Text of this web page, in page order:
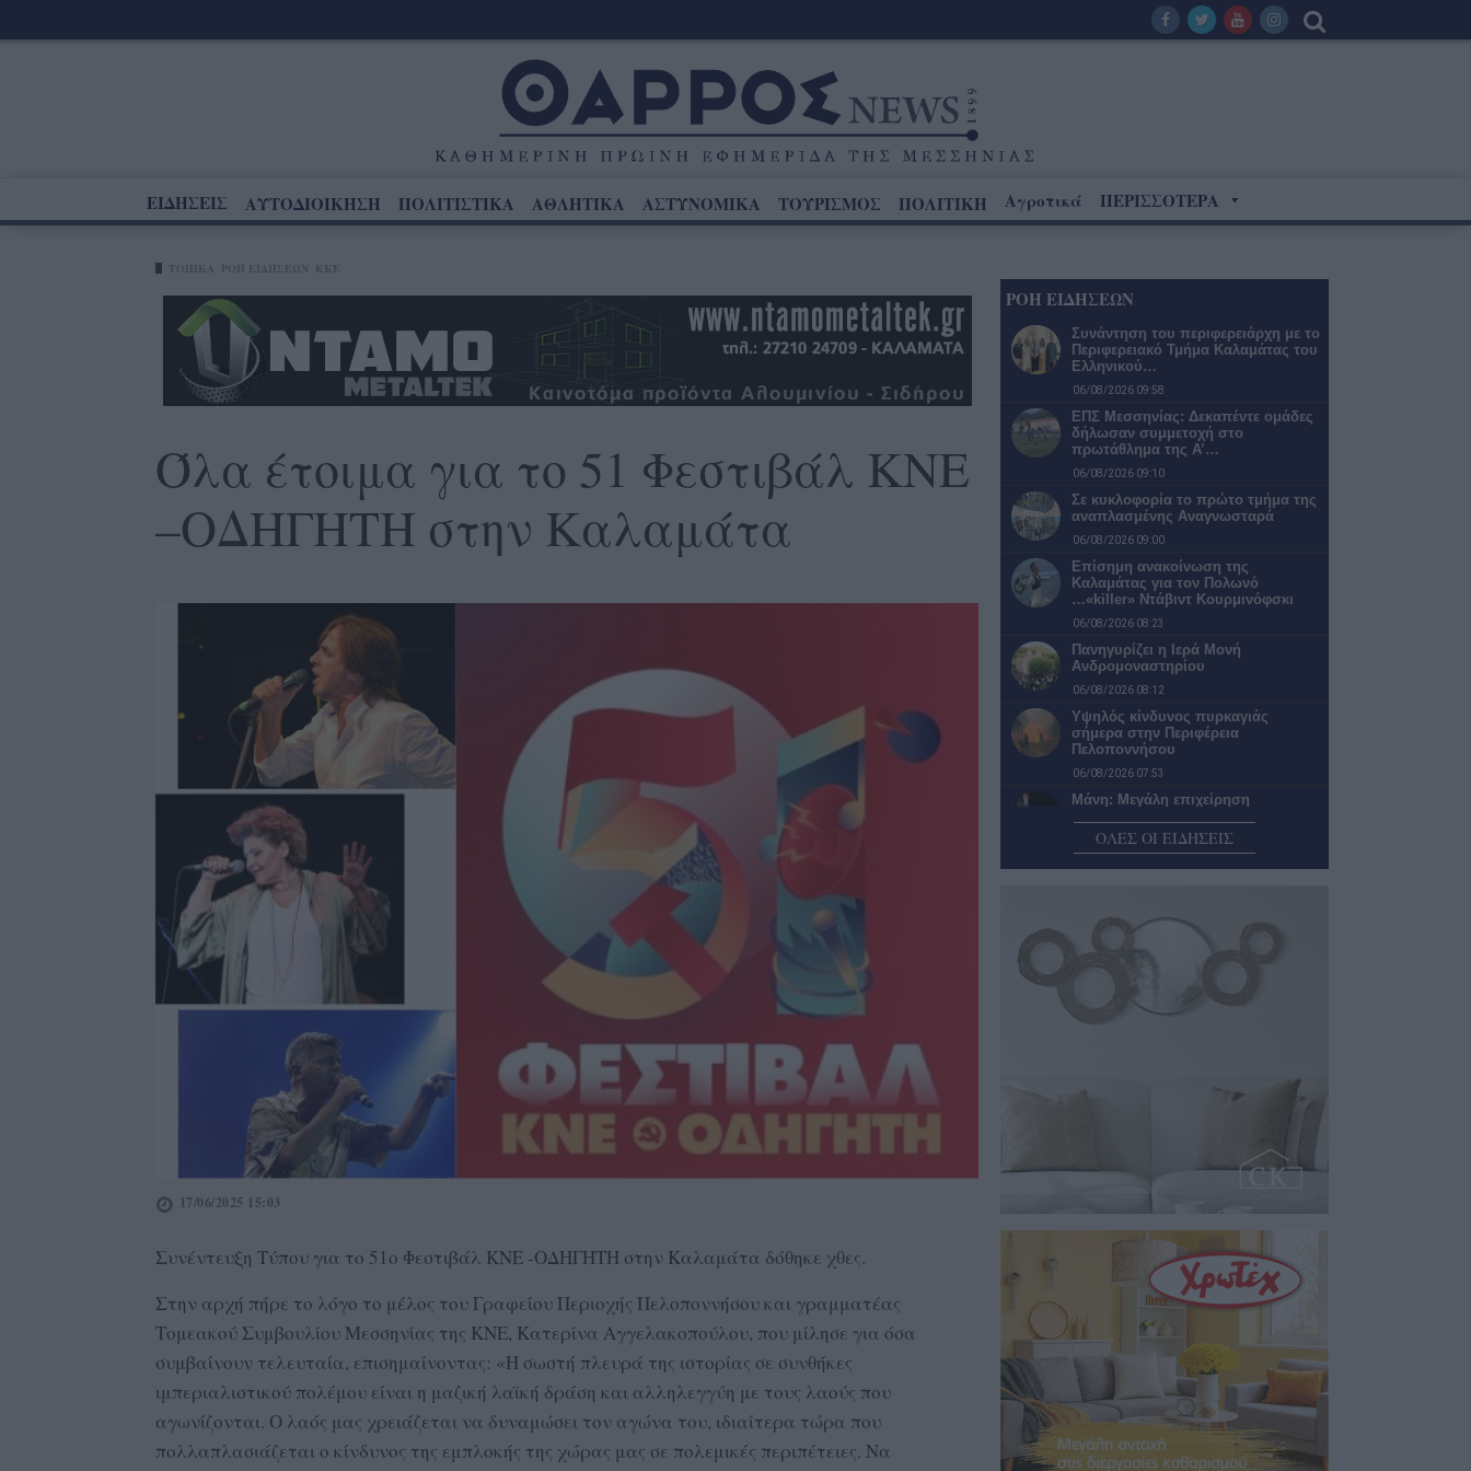
ΕΙΔΗΣΕΙΣ ΑΥΤΟΔΙΟΙΚΗΣΗ ΠΟΛΙΤΙΣΤΙΚΑ ΑΘΛΗΤΙΚΑ ΑΣΤΥΝΟΜΙΚΑ ΤΟΥΡΙΣΜΟΣ ΠΟΛΙΤΙΚΗ Αγροτικά ΠΕΡΙΣΣΟΤΕΡΑ
Όλα έτοιμα για το 51 Φεστιβάλ ΚΝΕ
–ΟΔΗΓΗΤΗ στην Καλαμάτα
17/06/2025 15:03
Συνέντευξη Τύπου για το 51ο Φεστιβάλ ΚΝΕ -ΟΔΗΓΗΤΗ στην Καλαμάτα δόθηκε χθες.
Στην αρχή πήρε το λόγο το μέλος του Γραφείου Περιοχής Πελοποννήσου και γραμματέας
Τομεακού Συμβουλίου Μεσσηνίας της ΚΝΕ, Κατερίνα Αγγελακοπούλου, που μίλησε για όσα
συμβαίνουν τελευταία, επισημαίνοντας: «Η σωστή πλευρά της ιστορίας σε συνθήκες
ιμπεριαλιστικού πολέμου είναι η μαζική λαϊκή δράση και αλληλεγγύη με τους λαούς που
αγωνίζονται. Ο λαός μας χρειάζεται να δυναμώσει τον αγώνα του, ιδιαίτερα τώρα που
πολλαπλασιάζεται ο κίνδυνος της εμπλοκής της χώρας μας σε πολεμικές περιπέτειες. Να
ΡΟΗ ΕΙΔΗΣΕΩΝ
Συνάντηση του περιφερειάρχη με το
Περιφερειακό Τμήμα Καλαμάτας του
Ελληνικού…
06/08/2026 09:58
ΕΠΣ Μεσσηνίας: Δεκαπέντε ομάδες
δήλωσαν συμμετοχή στο
πρωτάθλημα της Α’…
06/08/2026 09:10
Σε κυκλοφορία το πρώτο τμήμα της
αναπλασμένης Αναγνωσταρά
06/08/2026 09:00
Επίσημη ανακοίνωση της
Καλαμάτας για τον Πολωνό
…«killer» Ντάβιντ Κουρμινόφσκι
06/08/2026 08:23
Πανηγυρίζει η Ιερά Μονή
Ανδρομοναστηρίου
06/08/2026 08:12
Υψηλός κίνδυνος πυρκαγιάς
σήμερα στην Περιφέρεια
Πελοποννήσου
06/08/2026 07:53
Μάνη: Μεγάλη επιχείρηση
φαράγγι του Βυρού…
06/08/2026 07:42
06/08/2026 07:19
Επερώτηση της Λαϊκής
Συσπείρωσης για την κατάσταση
στο Πολυλίμνιο και…
05/08/2026 22:30
ΟΛΕΣ ΟΙ ΕΙΔΗΣΕΙΣ